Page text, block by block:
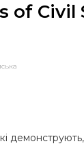
of